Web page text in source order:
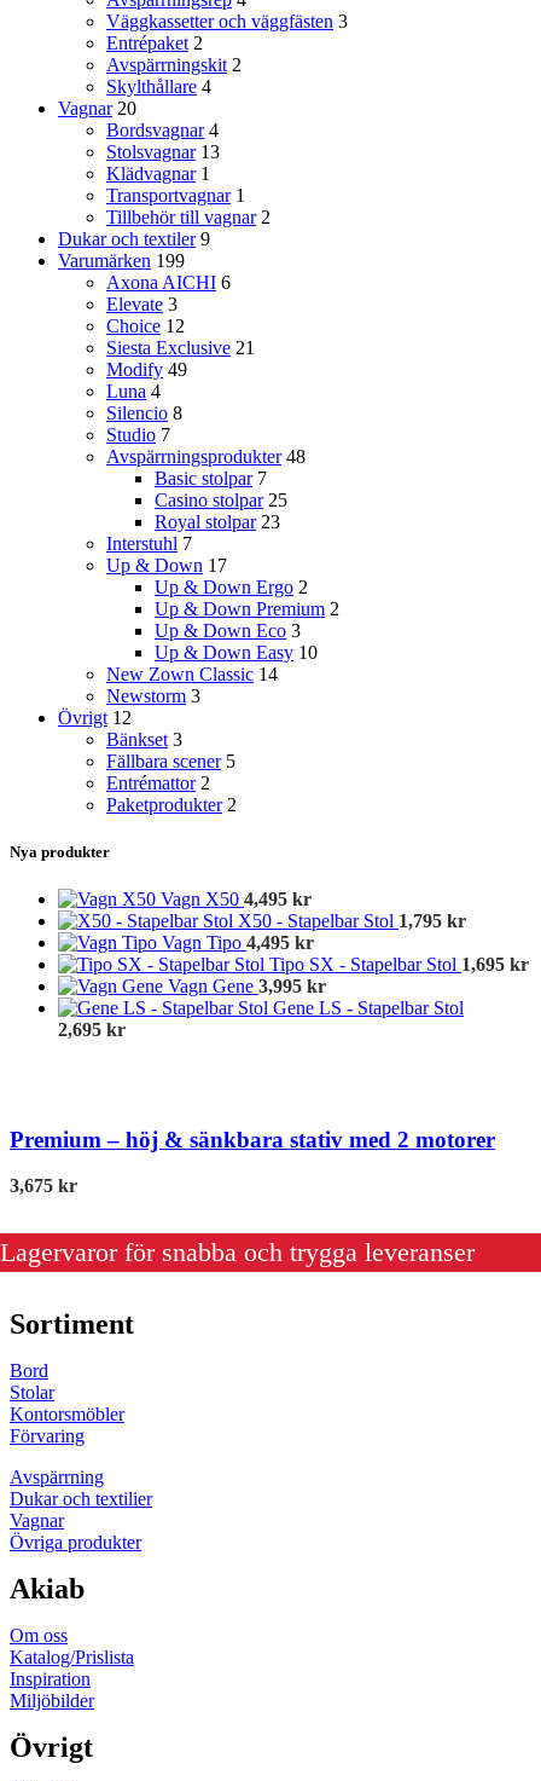
Väggkassetter och väggfästen 3
Entrépaket 2
Avspärrningskit 2
Skylthållare 4
Vagnar 20
Bordsvagnar 4
Stolsvagnar 13
Klädvagnar 1
Transportvagnar 1
Tillbehör till vagnar 2
Dukar och textiler 9
Varumärken 199
Axona AICHI 6
Elevate 3
Choice 12
Siesta Exclusive 21
Modify 49
Luna 4
Silencio 8
Studio 7
Avspärrningsprodukter 48
Basic stolpar 7
Casino stolpar 25
Royal stolpar 23
Interstuhl 7
Up & Down 17
Up & Down Ergo 2
Up & Down Premium 2
Up & Down Eco 3
Up & Down Easy 10
New Zown Classic 14
Newstorm 3
Övrigt 12
Bänkset 3
Fällbara scener 5
Entrémattor 2
Paketprodukter 2
Nya produkter
Vagn X50 4,495 kr
X50 - Stapelbar Stol 1,795 kr
Vagn Tipo 4,495 kr
Tipo SX - Stapelbar Stol 1,695 kr
Vagn Gene 3,995 kr
Gene LS - Stapelbar Stol
2,695 kr
Premium – höj & sänkbara stativ med 2 motorer
3,675 kr
Lagervaror för snabba och trygga leveranser
Sortiment
Bord
Stolar
Kontorsmöbler
Förvaring
Avspärrning
Dukar och textilier
Vagnar
Övriga produkter
Akiab
Om oss
Katalog/Prislista
Inspiration
Miljöbilder
Övrigt